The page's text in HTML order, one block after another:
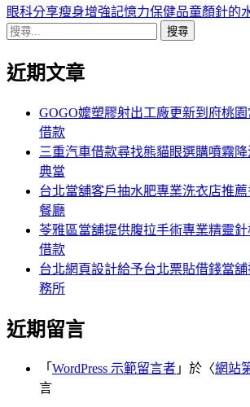
導
覽
文
一
章:
眼科分享瘦身增強記憶力保健品童顏針的
搜
關
近期文章
GOGO嬤塑膠射出工廠更新到府桃
借款
三重汽車借款尋找熊貓眼選購噴霧
典當
台北當舖客戶抽水肥專業洗衣店推
餐廳
苓雅區當舖提供腹拉手術專業精靈
借款
台北網頁設計給予台北票貼借錢當
務所
近期留言
「 WordPress 示範留言者 」於〈網站
言